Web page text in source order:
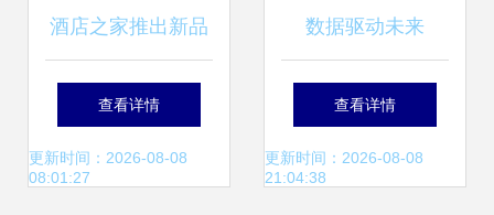
酒店之家推出新品
驿镜 用数据服务点
亮酒店业的未来
查看详情
更新时间：2026-08-08
08:01:27
数据驱动未来
PPTX企业理念图
中的数据服务战略
查看详情
更新时间：2026-08-08
21:04:38